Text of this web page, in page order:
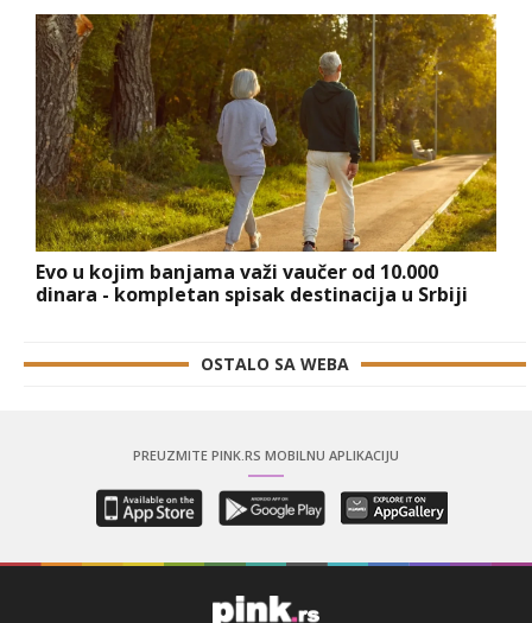
Evo u kojim banjama važi vaučer od 10.000
dinara - kompletan spisak destinacija u Srbiji
OSTALO SA WEBA
PREUZMITE PINK.RS MOBILNU APLIKACIJU